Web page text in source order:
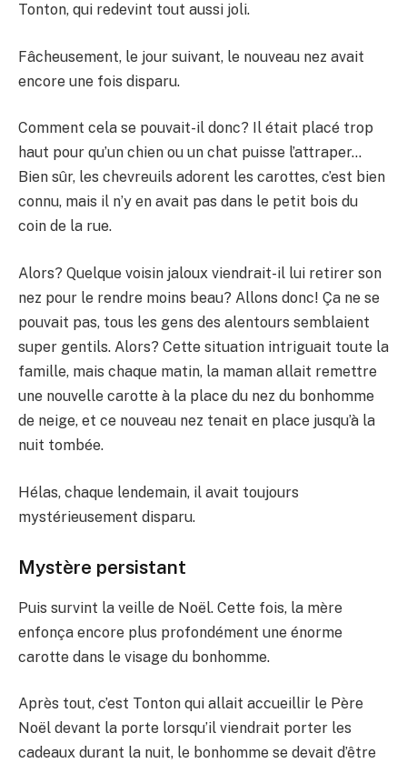
Tonton, qui redevint tout aussi joli.
Fâcheusement, le jour suivant, le nouveau nez avait
encore une fois disparu.
Comment cela se pouvait-il donc? Il était placé trop
haut pour qu’un chien ou un chat puisse l’attraper…
Bien sûr, les chevreuils adorent les carottes, c’est bien
connu, mais il n’y en avait pas dans le petit bois du
coin de la rue.
Alors? Quelque voisin jaloux viendrait-il lui retirer son
nez pour le rendre moins beau? Allons donc! Ça ne se
pouvait pas, tous les gens des alentours semblaient
super gentils. Alors? Cette situation intriguait toute la
famille, mais chaque matin, la maman allait remettre
une nouvelle carotte à la place du nez du bonhomme
de neige, et ce nouveau nez tenait en place jusqu’à la
nuit tombée.
Hélas, chaque lendemain, il avait toujours
mystérieusement disparu.
Mystère persistant
Puis survint la veille de Noël. Cette fois, la mère
enfonça encore plus profondément une énorme
carotte dans le visage du bonhomme.
Après tout, c’est Tonton qui allait accueillir le Père
Noël devant la porte lorsqu’il viendrait porter les
cadeaux durant la nuit, le bonhomme se devait d’être